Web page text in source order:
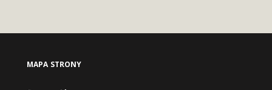
MAPA STRONY